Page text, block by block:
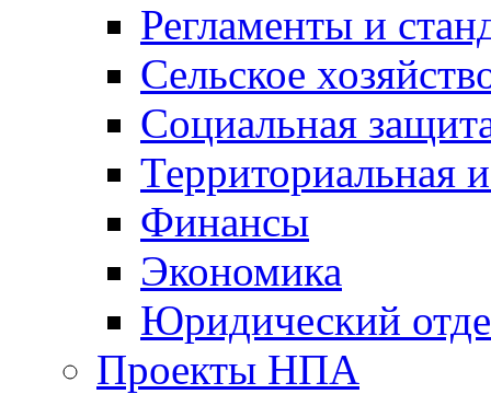
Регламенты и
Сельское
Социальная
Территориальная
Финансы
Экономика
Юридический
Проекты НПА